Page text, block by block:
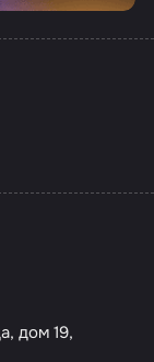
дом 19,